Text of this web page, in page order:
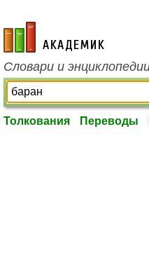
academic.ru
Словари и
Толкования Переводы